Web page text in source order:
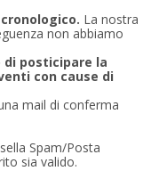
La nostra
non abbiamo
di posticipare la
con cause di
mail di conferma
Spam/Posta
sia valido.